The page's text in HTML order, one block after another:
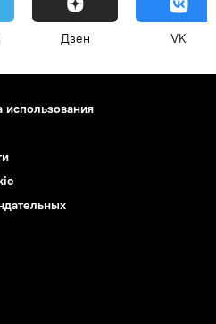
Дзен VK
использования